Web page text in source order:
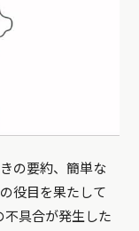
の要約、簡単な
役目を果たして
具合が発生した